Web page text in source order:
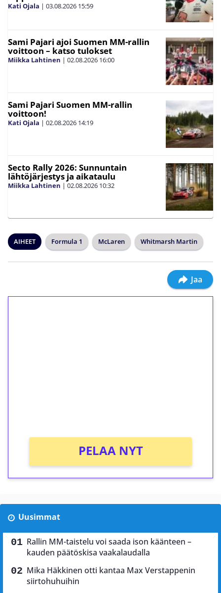
Kati Ojala | 03.08.2026 15:59
Sami Pajari ajoi Suomen MM-rallin
voittoon – katso tulokset
Miikka Lahtinen | 02.08.2026 16:00
Sami Pajari Suomen MM-rallin
voittoon!
Kati Ojala | 02.08.2026 14:19
Secto Rally 2026: Sunnuntain
lähtöjärjestys ja aikataulu
Miikka Lahtinen | 02.08.2026 10:32
AIHEET Formula 1 McLaren Whitmarsh Martin
Jaa
PELAA NYT
Uusimmat
Rallin MM-taistelu voi saada ison käänteen –
kauden päätöskisa vaakalaudalla
Mika Häkkinen otti kantaa Max Verstappenin
siirtohuhuihin